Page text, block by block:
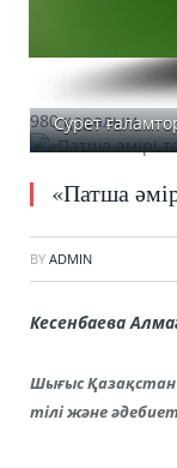
980 қаралым
Сурет
«Патша
BY ADMIN
Кесенбаева
Шығыс
тілі және